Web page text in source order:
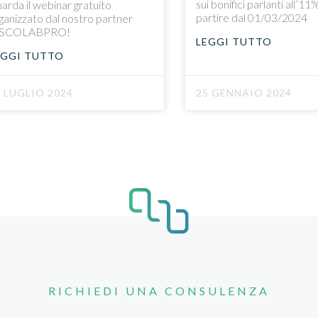
il webinar gratuito
dal nostro partner
TUTTO
LUGLIO 2024
sui bonifici parlanti
partire dal 01/03/2024
LEGGI TUTTO
25 GENNAIO 2024
RICHIEDI UNA CONSULENZA